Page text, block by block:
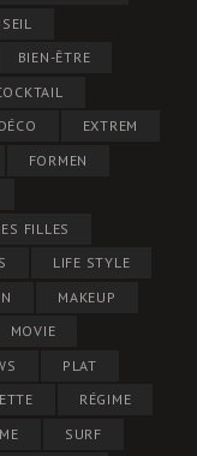
BIEN-ÊTRE
DÉCO
EXTREM
FORMEN
FILLES
LIFE STYLE
MAKEUP
MOVIE
PLAT
RÉGIME
SURF